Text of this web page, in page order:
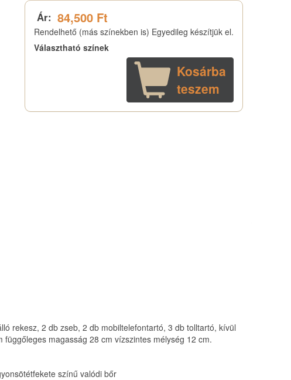
Ár: 84,500 Ft
Rendelhető (más színekben is) Egyedileg készítjük el.
Választható színek
Kosárba
teszem
rekesz, 2 db zseb, 2 db mobiltelefontartó, 3 db tolltartó, kívül
magasság 28 cm vízszintes mélység 12 cm.
színű valódi bőr